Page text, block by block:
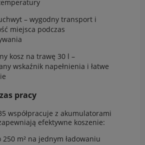
– wygodny transport i
miejsca podczas
kosz na trawę 30 l –
wskaźnik napełnienia i łatwe
pracy
współpracuje z akumulatorami
efektywne koszenie:
250 m² na jednym ładowaniu